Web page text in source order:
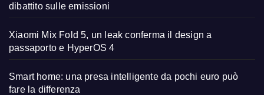
dibattito sulle emissioni
Xiaomi Mix Fold 5, un leak conferma il design a
passaporto e HyperOS 4
Smart home: una presa intelligente da pochi euro può
fare la differenza